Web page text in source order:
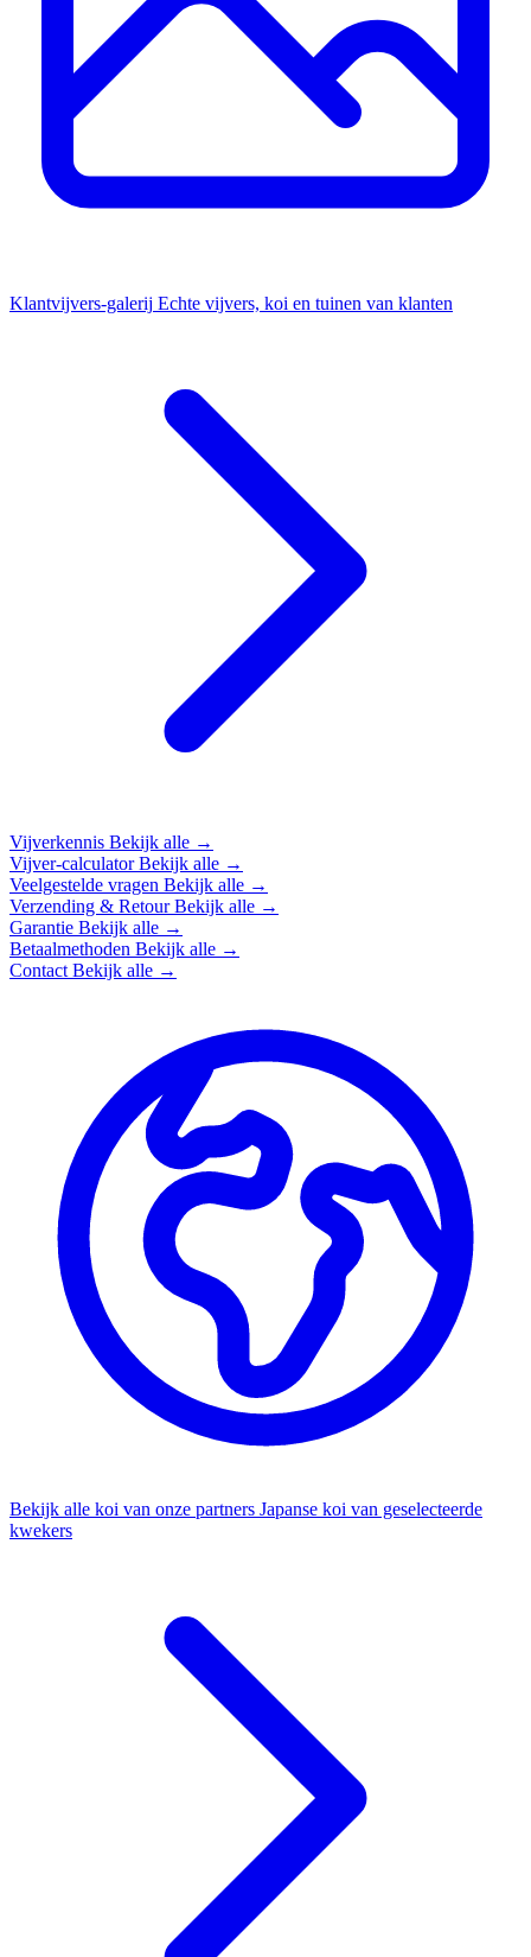
Klantvijvers-galerij Echte vijvers, koi en tuinen van klanten
Vijverkennis Bekijk alle →
Vijver-calculatorBekijk alle →
Veelgestelde vragen Bekijk alle →
Verzending & RetourBekijk alle →
Garantie Bekijk alle →
Betaalmethoden Bekijk alle →
Contact Bekijk alle →
Bekijk alle koi van onze partners Japanse koi van geselecteerde
kwekers